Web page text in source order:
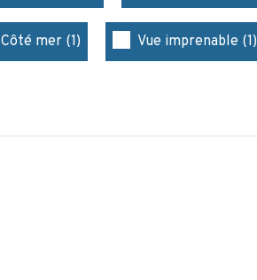
Côté mer (1) Vue imprenable (1)